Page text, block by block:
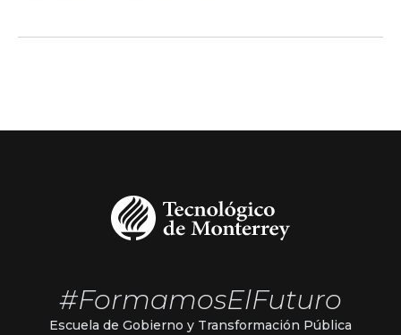
#FormamosElFuturo
Escuela de Gobierno y Transformación Pública